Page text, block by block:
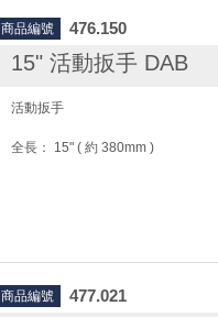
商品編號 476.150
15" 活動扳手 DAB
活動扳手
全長： 15" ( 約 380mm )
商品編號 477.021